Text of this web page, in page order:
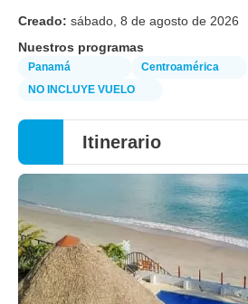
Creado: sábado, 8 de agosto de 2026
Nuestros programas
Panamá
Centroamérica
NO INCLUYE VUELO
Itinerario